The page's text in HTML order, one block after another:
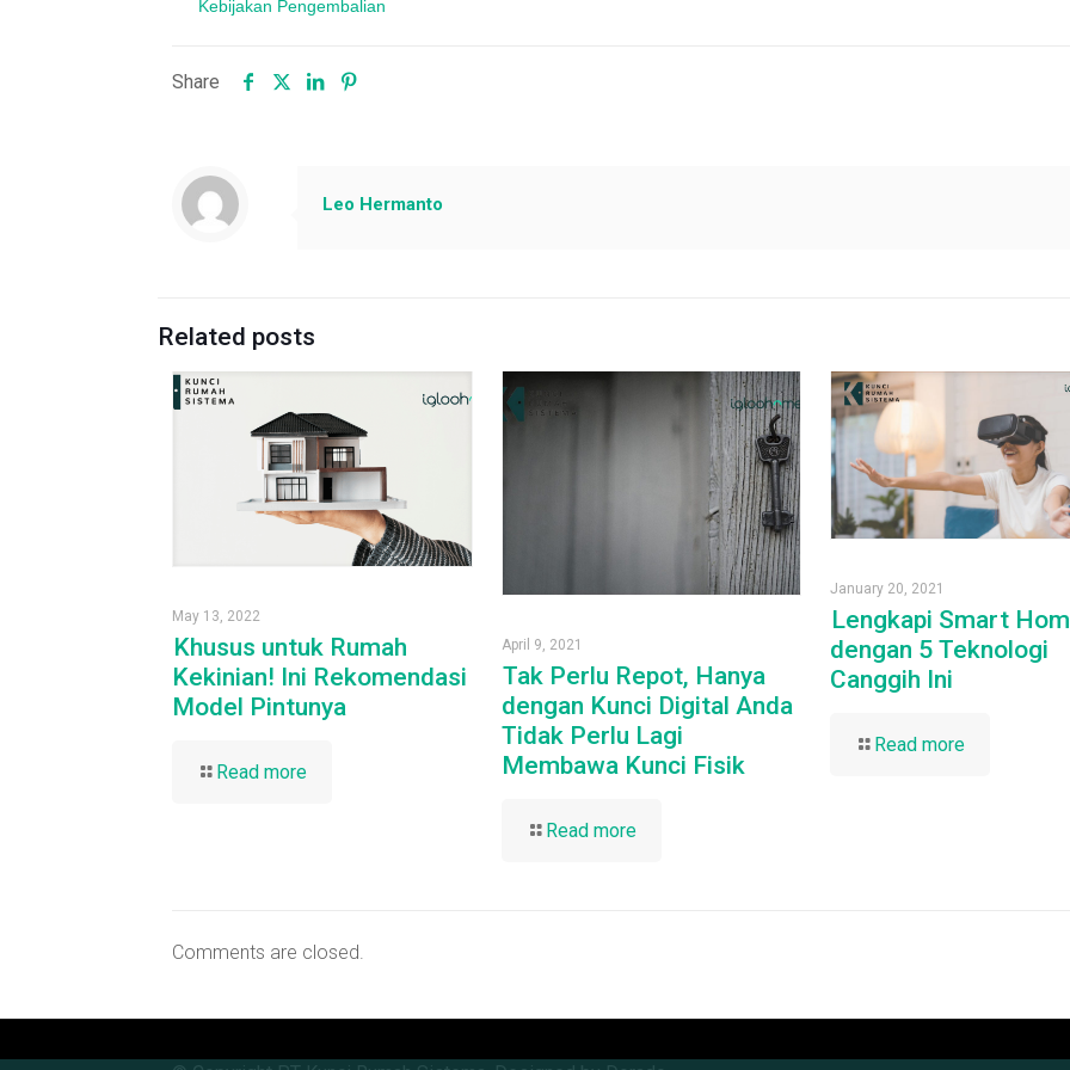
Kebijakan Pengembalian
Share
Leo Hermanto
Related posts
May 13, 2022
Khusus untuk Rumah
Kekinian! Ini Rekomendasi
Model Pintunya
Read more
April 9, 2021
Tak Perlu Repot, Hanya
dengan Kunci Digital Anda
Tidak Perlu Lagi
Membawa Kunci Fisik
Read more
January 20, 2021
Lengkapi Smart
dengan 5 Teknologi
Canggih Ini
Read more
Comments are closed.